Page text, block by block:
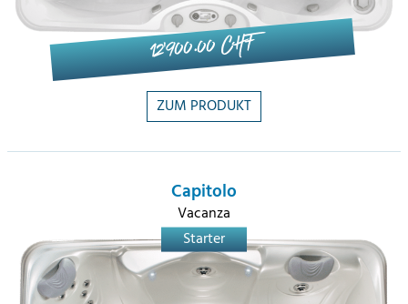
12'900.00 CHF
ZUM PRODUKT
Capitolo
Vacanza
Starter